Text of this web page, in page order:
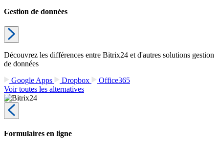
Gestion de données
Découvrez les différences entre Bitrix24 et d'autres solutions gestion
de données
Google Apps
Dropbox
Office365
Voir toutes les alternatives
Formulaires en ligne